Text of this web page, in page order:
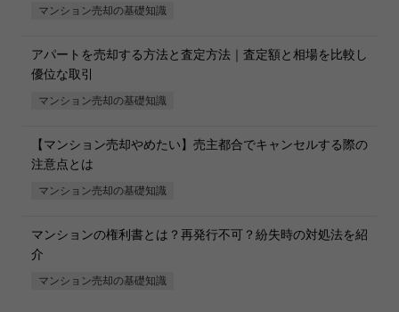
マンション売却の基礎知識
アパートを売却する方法と査定方法｜査定額と相場を比較し
優位な取引
マンション売却の基礎知識
【マンション売却やめたい】売主都合でキャンセルする際の
注意点とは
マンション売却の基礎知識
マンションの権利書とは？再発行不可？紛失時の対処法を紹
介
マンション売却の基礎知識